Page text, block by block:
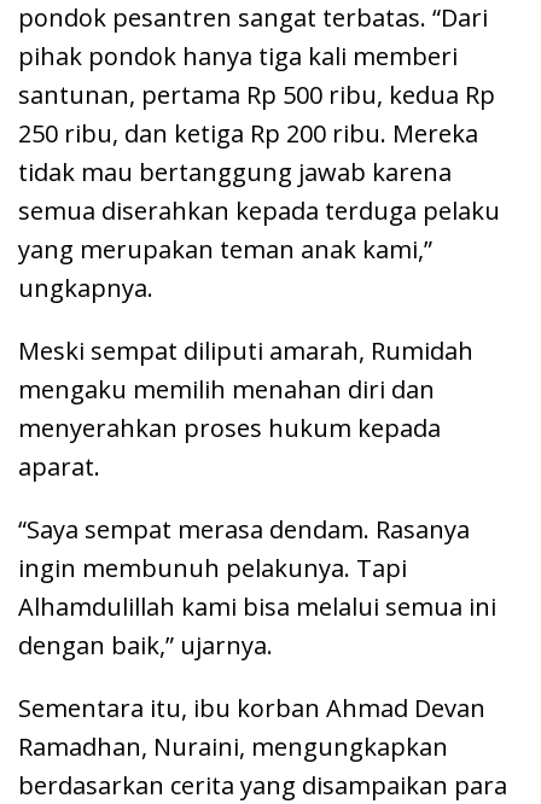
pondok pesantren sangat terbatas. “Dari
pihak pondok hanya tiga kali memberi
santunan, pertama Rp 500 ribu, kedua Rp
250 ribu, dan ketiga Rp 200 ribu. Mereka
tidak mau bertanggung jawab karena
semua diserahkan kepada terduga pelaku
yang merupakan teman anak kami,”
ungkapnya.
Meski sempat diliputi amarah, Rumidah
mengaku memilih menahan diri dan
menyerahkan proses hukum kepada
aparat.
“Saya sempat merasa dendam. Rasanya
ingin membunuh pelakunya. Tapi
Alhamdulillah kami bisa melalui semua ini
dengan baik,” ujarnya.
Sementara itu, ibu korban Ahmad Devan
Ramadhan, Nuraini, mengungkapkan
berdasarkan cerita yang disampaikan para